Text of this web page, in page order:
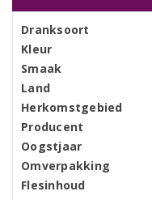
Dranksoort
Kleur
Smaak
Land
Herkomstgebied
Producent
Oogstjaar
Omverpakking
Flesinhoud